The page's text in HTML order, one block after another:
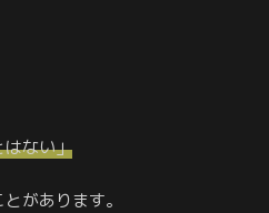
はない」
があります。